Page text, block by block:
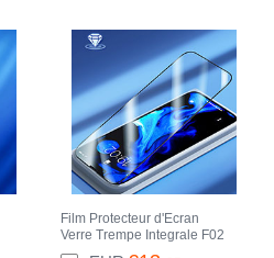
Film Protecteur d'Ecran
Verre Trempe Integrale F02
pour Apple iPhone 13 Pro